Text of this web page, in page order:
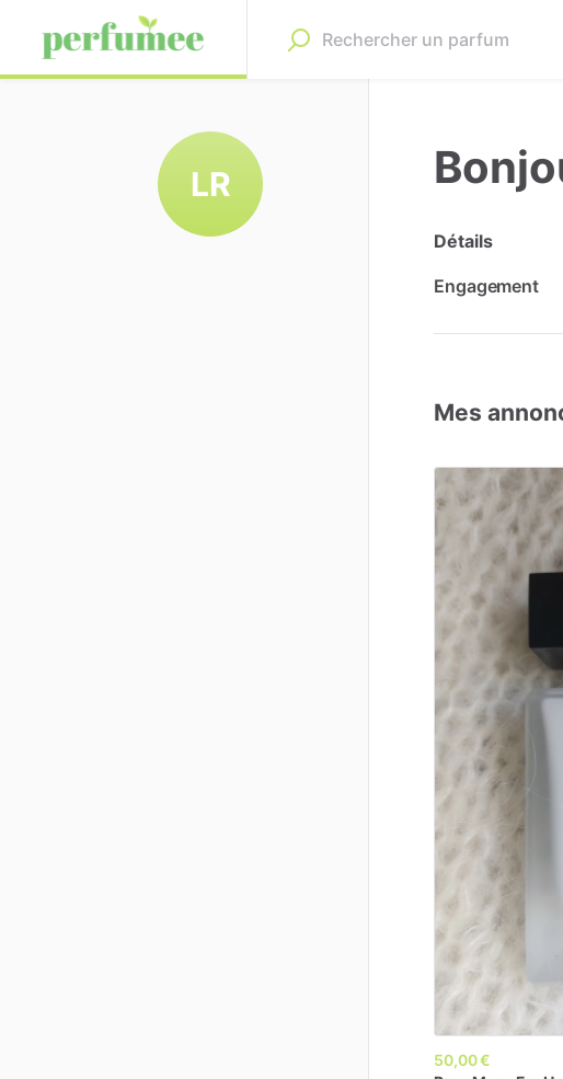
LR
Détails
Engagement
Mes
50,00 €